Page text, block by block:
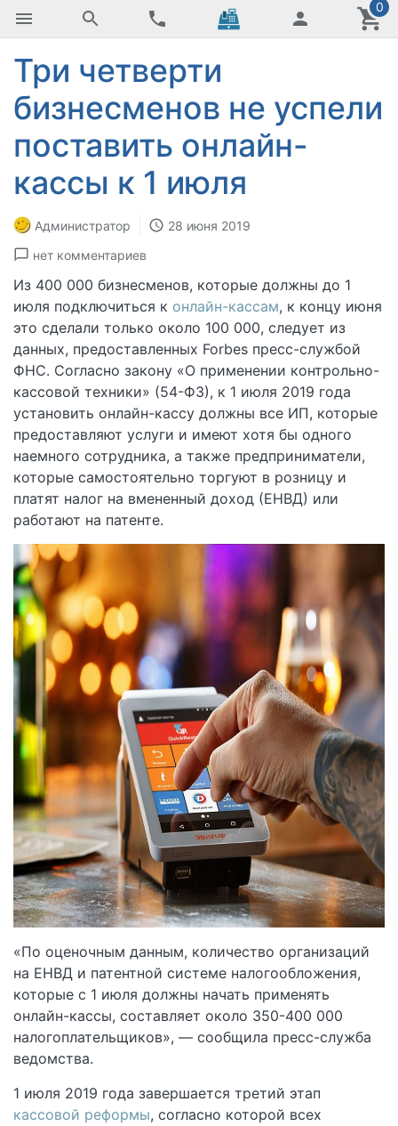
0
Три четверти
бизнесменов не успели
поставить онлайн-
кассы к 1 июля
Администратор
28 июня 2019
нет комментариев
Из 400 000 бизнесменов, которые должны до 1
июля подключиться к онлайн-кассам, к концу июня
это сделали только около 100 000, следует из
данных, предоставленных Forbes пресс-службой
ФНС. Согласно закону «О применении контрольно-
кассовой техники» (54-ФЗ), к 1 июля 2019 года
установить онлайн-кассу должны все ИП, которые
предоставляют услуги и имеют хотя бы одного
наемного сотрудника, а также предприниматели,
которые самостоятельно торгуют в розницу и
платят налог на вмененный доход (ЕНВД) или
работают на патенте.
«По оценочным данным, количество организаций
на ЕНВД и патентной системе налогообложения,
которые с 1 июля должны начать применять
онлайн-кассы, составляет около 350-400 000
налогоплательщиков», — сообщила пресс-служба
ведомства.
1 июля 2019 года завершается третий этап
кассовой реформы, согласно которой всех